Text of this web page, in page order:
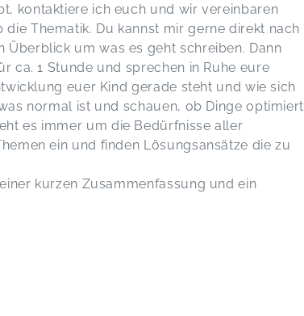
kontaktiere ich euch und wir vereinbaren
Thematik. Du kannst mir gerne direkt nach
um was es geht schreiben. Dann
ca. 1 Stunde und sprechen in Ruhe eure
euer Kind gerade steht und wie sich
normal ist und schauen, ob Dinge optimiert
es immer um die Bedürfnisse aller
ein und finden Lösungsansätze die zu
kurzen Zusammenfassung und ein